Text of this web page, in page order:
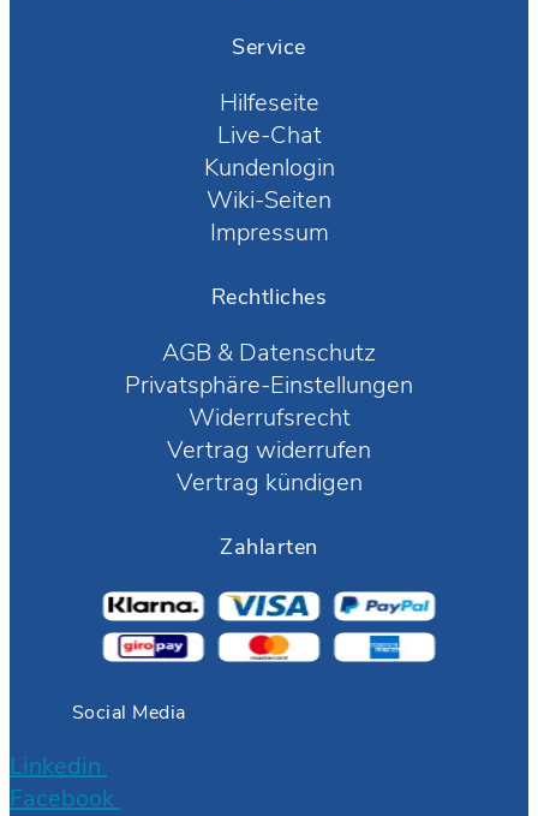
Service
Hilfeseite
Live-Chat
Kundenlogin
Wiki-Seiten
Impressum
Rechtliches
AGB & Datenschutz
Privatsphäre-Einstellungen
Widerrufsrecht
Vertrag widerrufen
Vertrag kündigen
Zahlarten
Social Media
Linkedin
Facebook